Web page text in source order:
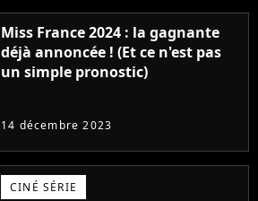
Miss France 2024 : la gagnante
déjà annoncée ! (Et ce n'est pas
un simple pronostic)
14 décembre 2023
CINÉ SÉRIE